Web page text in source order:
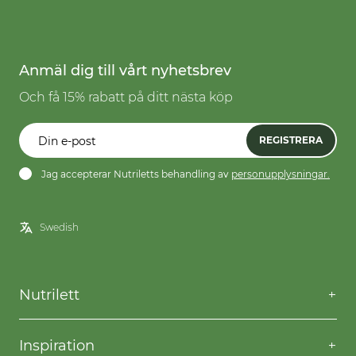
Anmäl dig till vårt nyhetsbrev
Och få 15% rabatt på ditt nästa köp
REGISTRERA
Jag accepterar Nutriletts behandling av personupplysningar.
Nutrilett
Kontakta oss
Frågor & svar
Inspiration